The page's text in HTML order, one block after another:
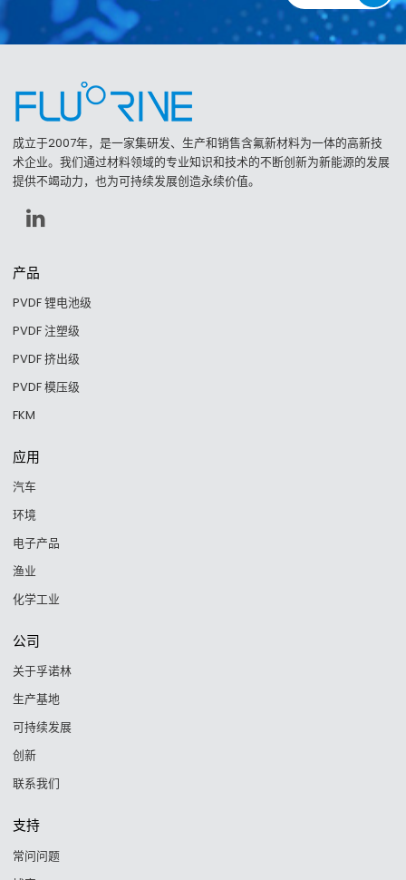
成立于2007年，是一家集研发、生产和销售含氟新材料为一体的高新技
术企业。我们通过材料领域的专业知识和技术的不断创新为新能源的发展
提供不竭动力，也为可持续发展创造永续价值。
产品
PVDF 锂电池级
PVDF 注塑级
PVDF 挤出级
PVDF 模压级
FKM
应用
汽车
环境
电子产品
渔业
化学工业
公司
关于孚诺林
生产基地
可持续发展
创新
联系我们
支持
常问问题